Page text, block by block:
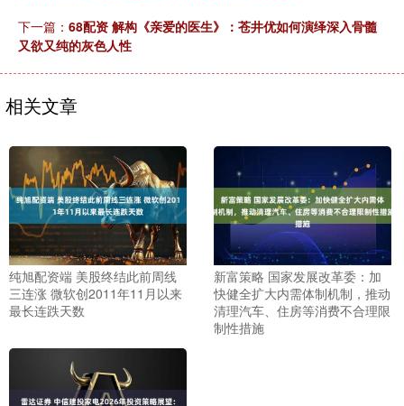
下一篇： 68配资 解构《亲爱的医生》：苍井优如何演绎深入骨髓
又欲又纯的灰色人性
相关文章
纯旭配资端 美股终结此前周线
三连涨 微软创2011年11月以来
最长连跌天数
新富策略 国家发展改革委：加
快健全扩大内需体制机制，推动
清理汽车、住房等消费不合理限
制性措施